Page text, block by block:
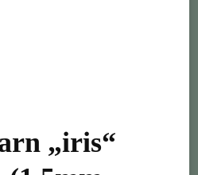
„iris“